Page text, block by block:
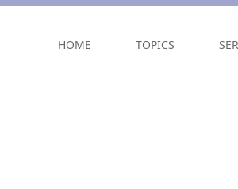
HOME TOPICS